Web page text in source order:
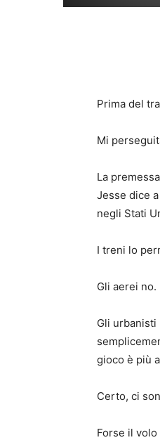
Prima del
Mi
La
Jesse dice
negli Stati
I treni lo
Gli aerei no.
Gli urbanisti
gioco è più
Certo, ci
Forse il